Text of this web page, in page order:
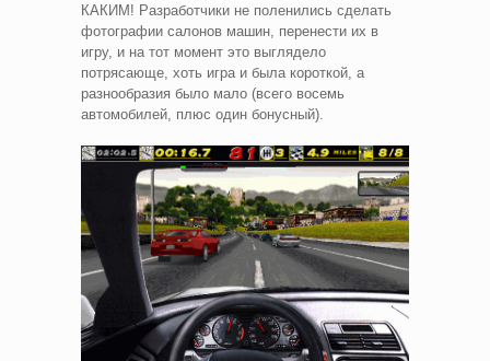
КАКИМ! Разработчики не поленились сделать
фотографии салонов машин, перенести их в
игру, и на тот момент это выглядело
потрясающе, хоть игра и была короткой, а
разнообразия было мало (всего восемь
автомобилей, плюс один бонусный).